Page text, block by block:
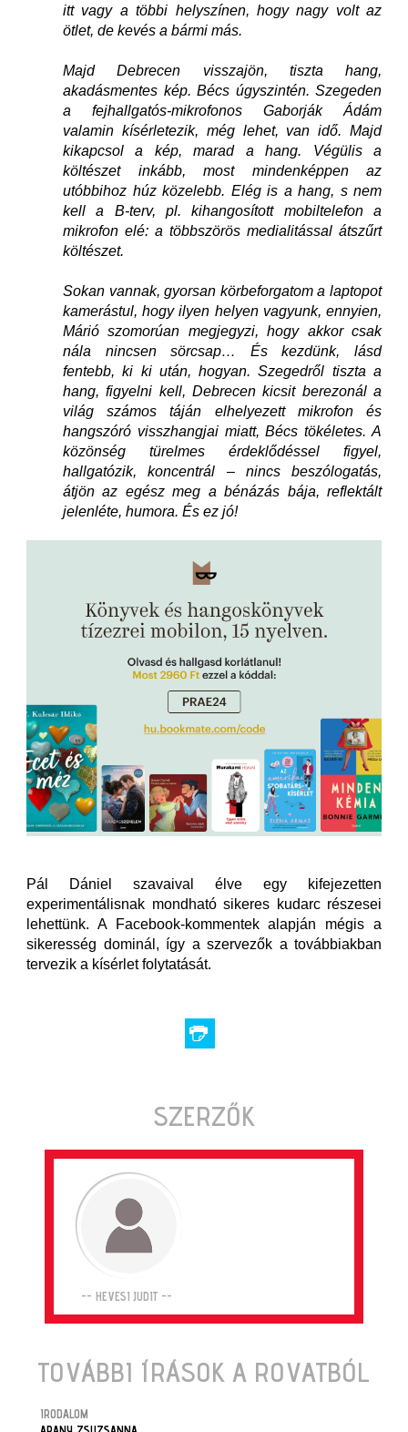
itt vagy a többi helyszínen, hogy nagy volt az
ötlet, de kevés a bármi más.
Majd Debrecen visszajön, tiszta hang,
akadásmentes kép. Bécs úgyszintén. Szegeden
a fejhallgatós-mikrofonos Gaborják Ádám
valamin kísérletezik, még lehet, van idő. Majd
kikapcsol a kép, marad a hang. Végülis a
költészet inkább, most mindenképpen az
utóbbihoz húz közelebb. Elég is a hang, s nem
kell a B-terv, pl. kihangosított mobiltelefon a
mikrofon elé: a többszörös medialitással átszűrt
költészet.
Sokan vannak, gyorsan körbeforgatom a laptopot
kamerástul, hogy ilyen helyen vagyunk, ennyien,
Márió szomorúan megjegyzi, hogy akkor csak
nála nincsen sörcsap… És kezdünk, lásd
fentebb, ki ki után, hogyan. Szegedről tiszta a
hang, figyelni kell, Debrecen kicsit berezonál a
világ számos táján elhelyezett mikrofon és
hangszóró visszhangjai miatt, Bécs tökéletes. A
közönség türelmes érdeklődéssel figyel,
hallgatózik, koncentrál – nincs beszólogatás,
átjön az egész meg a bénázás bája, reflektált
jelenléte, humora. És ez jó!
Pál Dániel szavaival élve egy kifejezetten
experimentálisnak mondható sikeres kudarc részesei
lehettünk. A Facebook-kommentek alapján mégis a
sikeresség dominál, így a szervezők a továbbiakban
tervezik a kísérlet folytatását.
SZERZŐK
-- HEVESI JUDIT --
TOVÁBBI ÍRÁSOK A ROVATBÓL
IRODALOM